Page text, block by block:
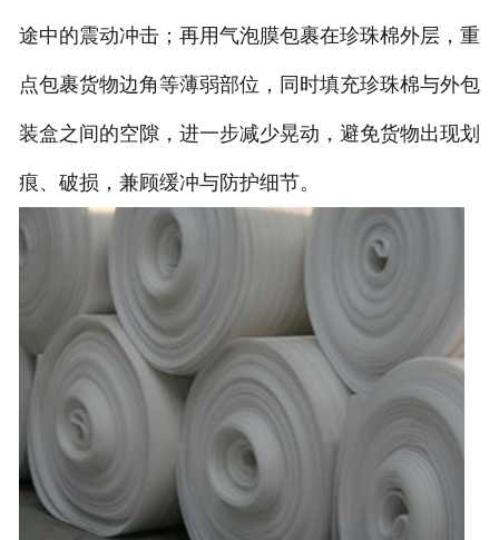
途中的震动冲击；再用气泡膜包裹在珍珠棉外层，重
点包裹货物边角等薄弱部位，同时填充珍珠棉与外包
装盒之间的空隙，进一步减少晃动，避免货物出现划
痕、破损，兼顾缓冲与防护细节。